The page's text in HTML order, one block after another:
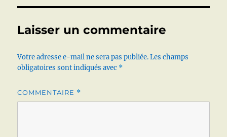
Laisser un commentaire
Votre adresse e-mail ne sera pas publiée. Les champs
obligatoires sont indiqués avec *
COMMENTAIRE *